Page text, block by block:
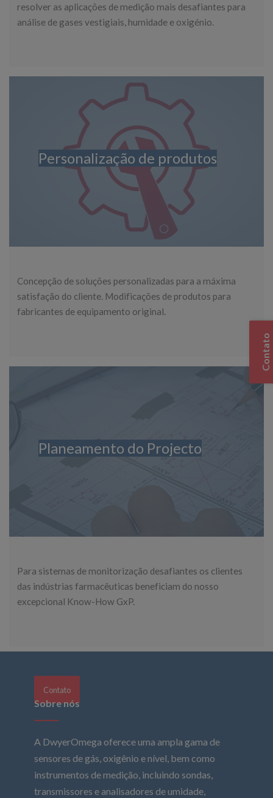
resolver as aplicações de medição mais desafiantes para
análise de gases vestigiais, humidade e oxigénio.
Personalização de produtos
Concepção de soluções personalizadas para a máxima
satisfação do cliente. Modificações de produtos para
fabricantes de equipamento original.
Planeamento do Projecto
Para sistemas de monitorização desafiantes os clientes
das indústrias farmacêuticas beneficiam do nosso
excepcional Know-How GxP.
Contato
Contato
Sobre nós
A DwyerOmega oferece uma ampla gama de
sensores de gás, oxigênio e nível, bem como
instrumentos de medição, incluindo sondas,
transmissores e analisadores de umidade,